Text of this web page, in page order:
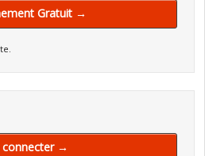
Gratuit →
connecter →